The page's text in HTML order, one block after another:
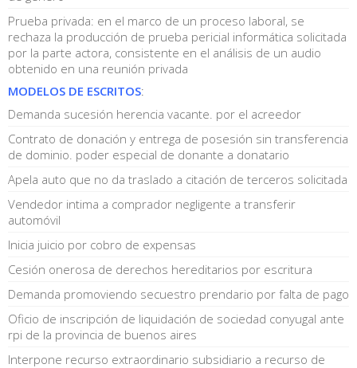
Prueba privada: en el marco de un proceso laboral, se
rechaza la producción de prueba pericial informática solicitada
por la parte actora, consistente en el análisis de un audio
obtenido en una reunión privada
MODELOS DE ESCRITOS:
Demanda sucesión herencia vacante. por el acreedor
Contrato de donación y entrega de posesión sin transferencia
de dominio. poder especial de donante a donatario
Apela auto que no da traslado a citación de terceros solicitada
Vendedor intima a comprador negligente a transferir
automóvil
Inicia juicio por cobro de expensas
Cesión onerosa de derechos hereditarios por escritura
Demanda promoviendo secuestro prendario por falta de pago
Oficio de inscripción de liquidación de sociedad conyugal ante
rpi de la provincia de buenos aires
Interpone recurso extraordinario subsidiario a recurso de